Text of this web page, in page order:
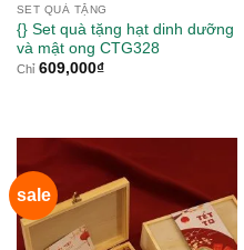
SET QUÀ TẶNG
{} Set quà tặng hạt dinh dưỡng
và mật ong CTG328
Chỉ 609,000₫
sale